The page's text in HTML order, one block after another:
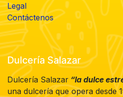
Legal
Contáctenos
Dulcería Salazar
Dulcería Salazar “la dulce
una dulcería que opera desde